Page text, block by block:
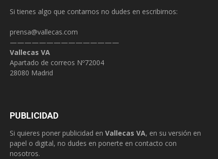
Si tienes algo que contarnos no dudes en escribirnos:
prensa@vallecas.com
———————————————
Vallecas VA
Apartado de correos Nº72004
28080 Madrid
PUBLICIDAD
Si quieres poner publicidad en Vallecas VA, en su versión en
papel o digital, no dudes en ponerte en contacto con
nosotros.